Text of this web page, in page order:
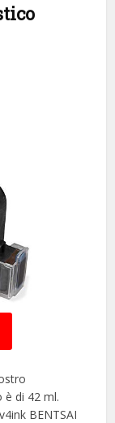
è di 42 ml.
BENTSAI